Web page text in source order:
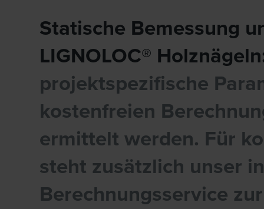
Statische Bemessung
LIGNOLOC®
projektspezifische
kostenfreien
ermittelt werden. Für
steht zusätzlich unser
Berechnungsservice